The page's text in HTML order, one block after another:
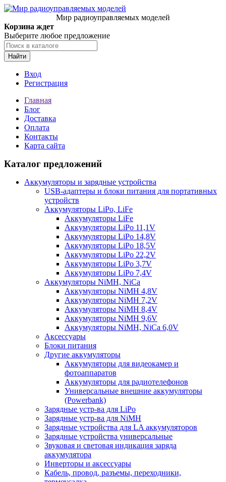
Мир радиоуправляемых моделей
Корзина ждет
Выберите любое предложение
Найти
Вход
Регистрация
Главная
Блог
Доставка
Оплата
Контакты
Карта сайта
Каталог предложений
Аккумуляторы и зарядные устройства
USB-адаптеры и блоки питания для портативных
устройств
Аккумуляторы LiPo, LiFe
Аккумуляторы LiFe
Аккумуляторы LiPo 11,1V
Аккумуляторы LiPo 14,8V
Аккумуляторы LiPo 18,5V
Аккумуляторы LiPo 22,2V
Аккумуляторы LiPo 3,7V
Аккумуляторы LiPo 7,4V
Аккумуляторы NiMH, NiCa
Аккумуляторы NiMH 4,8V
Аккумуляторы NiMH 7,2V
Аккумуляторы NiMH 8,4V
Аккумуляторы NiMH 9,6V
Аккумуляторы NiMH, NiCa 6,0V
Аксессуары
Блоки питания
Другие аккумуляторы
Аккумуляторы для видеокамер и
фотоаппаратов
Аккумуляторы для радиотелефонов
Универсальные внешние аккумуляторы
(Powerbank)
Зарядные устр-ва для LiPo
Зарядные устр-ва для NiMH
Зарядные устройства для LA аккумуляторов
Зарядные устройства универсальные
Звуковая и световая индикация заряда
аккумулятора
Инверторы и аксессуары
Кабель, провод, разъемы, переходники,